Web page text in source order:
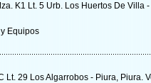
K1 Lt. 5 Urb. Los Huertos De Villa
Equipos
Lt. 29 Los Algarrobos - Piura, Piura.